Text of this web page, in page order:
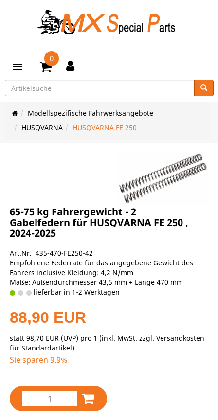
Toggle navigation
0
Modellspezifische Fahrwerksangebote
HUSQVARNA
HUSQVARNA FE 250
65-75 kg Fahrergewicht - 2
Gabelfedern für HUSQVARNA FE 250 ,
2024-2025
Art.Nr. 435-470-FE250-42
Empfohlene Federrate für das angegebene Gewicht des
Fahrers inclusive Kleidung: 4,2 N/mm
Maße: Außendurchmesser 43,5 mm + Länge 470 mm
lieferbar in 1-2 Werktagen
88,90 EUR
statt 98,70 EUR (UVP) pro 1 (inkl. MwSt. zzgl. Versandkosten
für Standardartikel)
Sie sparen 9.9%